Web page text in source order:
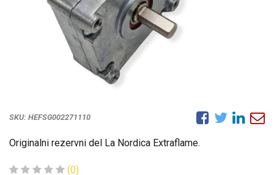
SKU: HEFSG002271110
Originalni rezervni del La Nordica Extraflame.
(0)